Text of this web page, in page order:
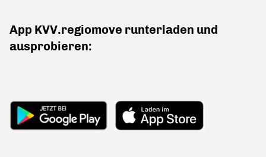
App KVV.regiomove runterladen und
ausprobieren: